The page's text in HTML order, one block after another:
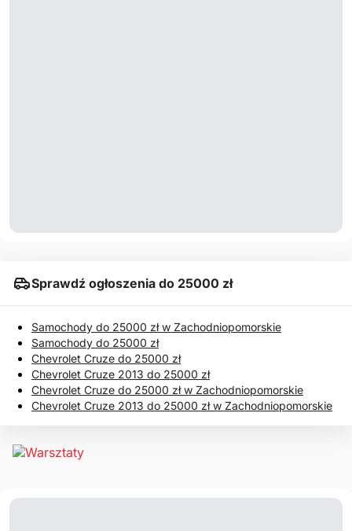
Sprawdź ogłoszenia do 25000 zł
Samochody do 25000 zł w Zachodniopomorskie
Samochody do 25000 zł
Chevrolet Cruze do 25000 zł
Chevrolet Cruze 2013 do 25000 zł
Chevrolet Cruze do 25000 zł w Zachodniopomorskie
Chevrolet Cruze 2013 do 25000 zł w Zachodniopomorskie